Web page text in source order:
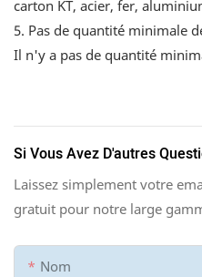
carton KT, acier, fer,
5. Pas de quantité minimale
Il n'y a pas de quantité
Si Vous Avez D'autres
Laissez simplement votre
gratuit pour notre large
Nom